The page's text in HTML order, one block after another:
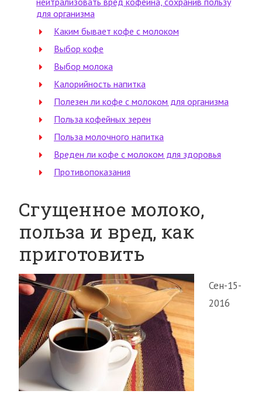
для организма
Каким бывает кофе с молоком
Выбор кофе
Выбор молока
Калорийность напитка
Полезен ли кофе с молоком для организма
Польза кофейных зерен
Польза молочного напитка
Вреден ли кофе с молоком для здоровья
Противопоказания
Сгущенное молоко,
польза и вред, как
приготовить
Сен-15-
2016